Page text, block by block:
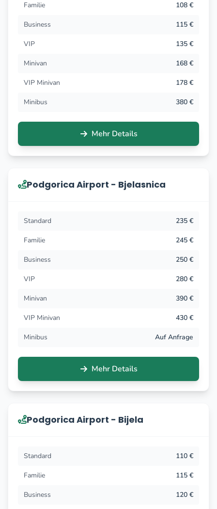
Familie 108 €
Business 115 €
VIP 135 €
Minivan 168 €
VIP Minivan 178 €
Minibus 380 €
Mehr Details
Podgorica Airport - Bjelasnica
Standard 235 €
Familie 245 €
Business 250 €
VIP 280 €
Minivan 390 €
VIP Minivan 430 €
Minibus Auf Anfrage
Mehr Details
Podgorica Airport - Bijela
Standard 110 €
Familie 115 €
Business 120 €